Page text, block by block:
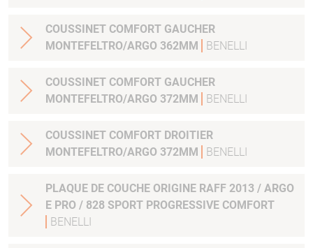
COUSSINET COMFORT GAUCHER
MONTEFELTRO/ARGO 362MM
BENELLI
COUSSINET COMFORT GAUCHER
MONTEFELTRO/ARGO 372MM
BENELLI
COUSSINET COMFORT DROITIER
MONTEFELTRO/ARGO 372MM
BENELLI
PLAQUE DE COUCHE ORIGINE RAFF 2013 / ARGO
E PRO / 828 SPORT PROGRESSIVE COMFORT
BENELLI